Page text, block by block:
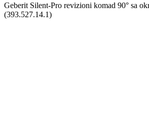
Geberit Silent-Pro revizioni komad 90° sa
(393.527.14.1)